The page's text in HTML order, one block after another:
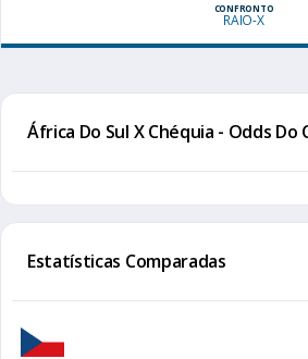
MAIS ESPORTESCONFRONTO
RAIO-X
África Do Sul X Chéquia - Odds
Estatísticas Comparadas